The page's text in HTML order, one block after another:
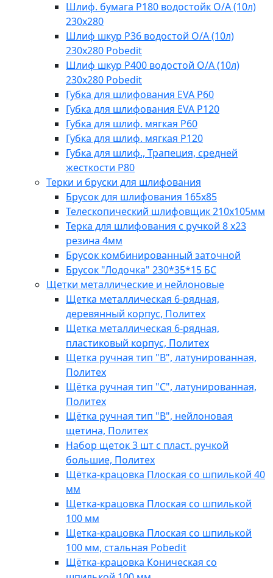
Шлиф. бумага Р180 водостойк О/А (10л)
230х280
Шлиф шкур Р36 водостой О/А (10л)
230х280 Pobedit
Шлиф шкур Р400 водостой О/А (10л)
230х280 Pobedit
Губка для шлифования EVA Р60
Губка для шлифования EVA Р120
Губка для шлиф. мягкая Р60
Губка для шлиф. мягкая Р120
Губка для шлиф., Трапеция, средней
жесткости Р80
Терки и бруски для шлифования
Брусок для шлифования 165х85
Телескопический шлифовщик 210х105мм
Терка для шлифования с ручкой 8 х23
резина 4мм
Брусок комбинированный заточной
Брусок "Лодочка" 230*35*15 БС
Щетки металлические и нейлоновые
Щетка металлическая 6-рядная,
деревянный корпус, Политех
Щетка металлическая 6-рядная,
пластиковый корпус, Политех
Щетка ручная тип "B", латунированная,
Политех
Щётка ручная тип "C", латунированная,
Политех
Щётка ручная тип "B", нейлоновая
щетина, Политех
Набор щеток 3 шт с пласт. ручкой
большие, Политех
Щётка-крацовка Плоская со шпилькой 40
мм
Щетка-крацовка Плоская со шпилькой
100 мм
Щетка-крацовка Плоская со шпилькой
100 мм, стальная Pobedit
Щётка-крацовка Коническая со